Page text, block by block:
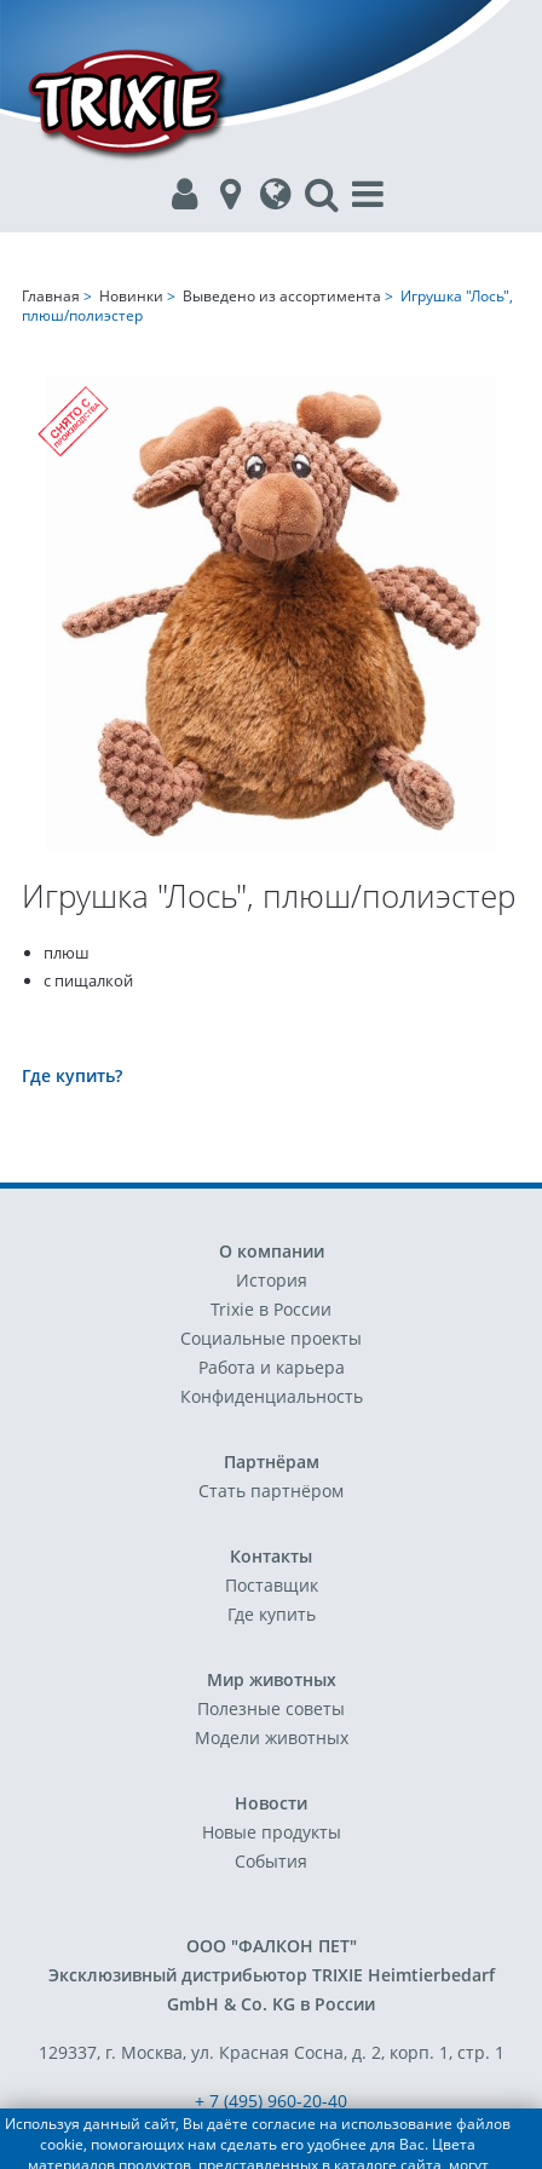
Главная > Новинки > Выведено из ассортимента > Игрушка "Лось",
плюш/полиэстер
Игрушка "Лось", плюш/полиэстер
плюш
с пищалкой
Где купить?
О компании
История
Trixie в России
Социальные проекты
Работа и карьера
Конфиденциальность
Партнёрам
Стать партнёром
Контакты
Поставщик
Где купить
Мир животных
Полезные советы
Модели животных
Новости
Новые продукты
События
ООО "ФАЛКОН ПЕТ"
Эксклюзивный дистрибьютор TRIXIE Heimtierbedarf
GmbH & Co. KG в России
129337, г. Москва, ул. Красная Сосна, д. 2, корп. 1, стр. 1
+ 7 (495) 960-20-40
+ 7 (495) 122-25-18
Используя данный сайт, Вы даёте согласие на использование файлов
cookie, помогающих нам сделать его удобнее для Вас. Цвета
материалов продуктов, представленных в каталоге сайта, могут